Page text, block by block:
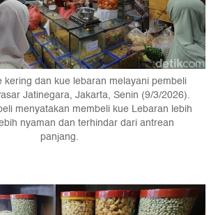
kering dan kue lebaran melayani pembeli
Jatinegara, Jakarta, Senin (9/3/2026).
menyatakan membeli kue Lebaran lebih
nyaman dan terhindar dari antrean
panjang.